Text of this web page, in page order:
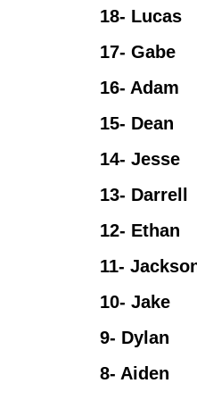
18- Lucas
17- Gabe
16- Adam
15- Dean
14- Jesse
13- Darrell
12- Ethan
11-
10- Jake
9- Dylan
8- Aiden